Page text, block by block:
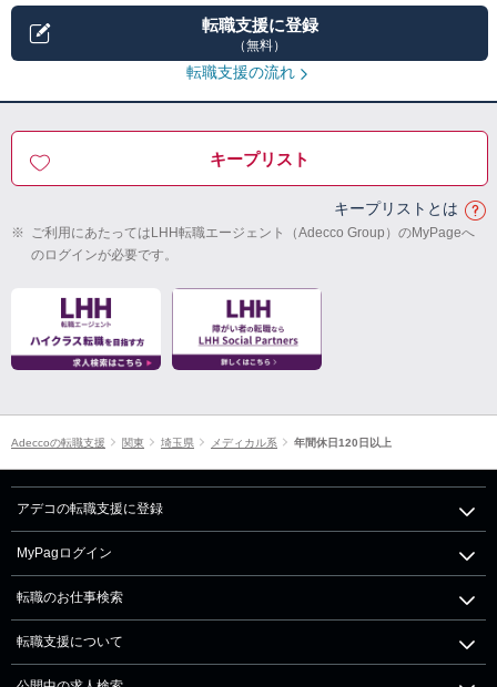
転職支援に登録
（無料）
転職支援の流れ
キープリスト
キープリストとは
※ ご利用にあたってはLHH転職エージェント（Adecco Group）のMyPageへ
のログインが必要です。
Adeccoの転職支援 関東 埼玉県 メディカル系 年間休日120日以上
アデコの転職支援に登録
MyPagログイン
転職のお仕事検索
転職支援について